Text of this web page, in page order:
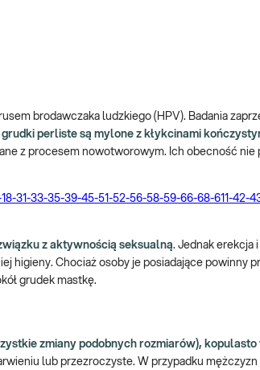
brodawczaka ludzkiego (HPV). Badania
perliste są mylone z kłykcinami
z procesem nowotworowym. Ich obecność nie
31-33-35-39-45-51-52-56-58-59-66-68-611-42-
z aktywnością seksualną. Jednak erekcja
higieny. Chociaż osoby je posiadające powinny
grudek mastkę.
zmiany podobnych rozmiarów), kopulasto
lub przezroczyste. W przypadku